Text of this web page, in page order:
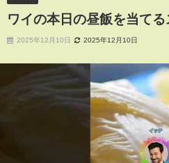
ワイの本日の昼飯を当て
2025年12月10日 2025年12月10日